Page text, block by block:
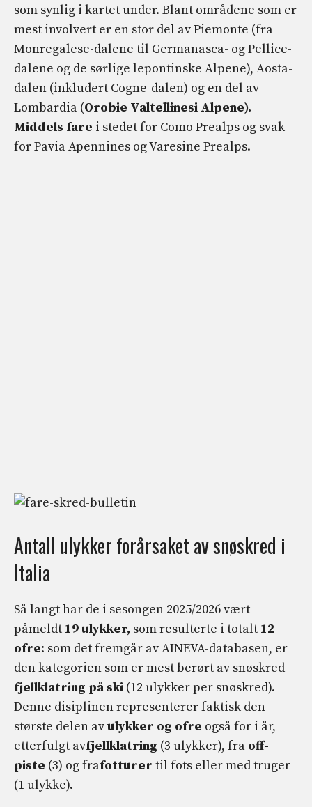
som synlig i kartet under. Blant områdene som er
mest involvert er en stor del av Piemonte (fra
Monregalese-dalene til Germanasca- og Pellice-
dalene og de sørlige lepontinske Alpene), Aosta-
dalen (inkludert Cogne-dalen) og en del av
Lombardia (Orobie Valtellinesi Alpene).
Middels fare i stedet for Como Prealps og svak
for Pavia Apennines og Varesine Prealps.
Antall ulykker forårsaket av snøskred i
Italia
Så langt har de i sesongen 2025/2026 vært
påmeldt 19ulykker, som resulterte i totalt 12
ofre: som det fremgår av AINEVA-databasen, er
den kategorien som er mest berørt av snøskred
fjellklatring på ski (12 ulykker per snøskred).
Denne disiplinen representerer faktisk den
største delen avulykker og ofre også for i år,
etterfulgt avfjellklatring (3 ulykker), fra off-
piste (3) og frafotturer til fots eller med truger
(1 ulykke).